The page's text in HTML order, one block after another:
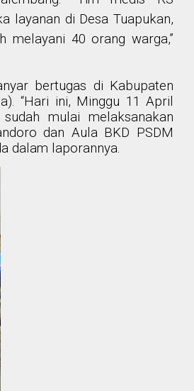
layanan di Desa Tuapukan,
melayani 40 orang warga,”
bertugas di Kabupaten
“Hari ini, Minggu 11 April
mulai melaksanakan
dan Aula BKD PSDM
dalam laporannya.